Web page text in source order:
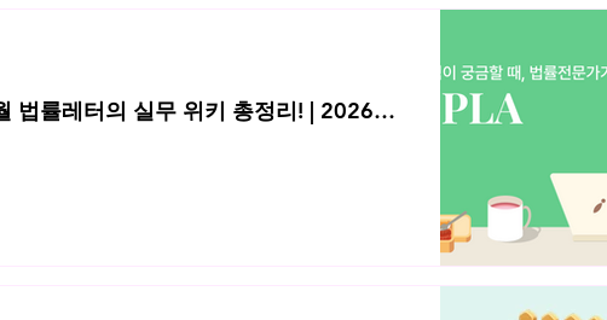
법률레터의 실무 위키 총정리! | 2026년